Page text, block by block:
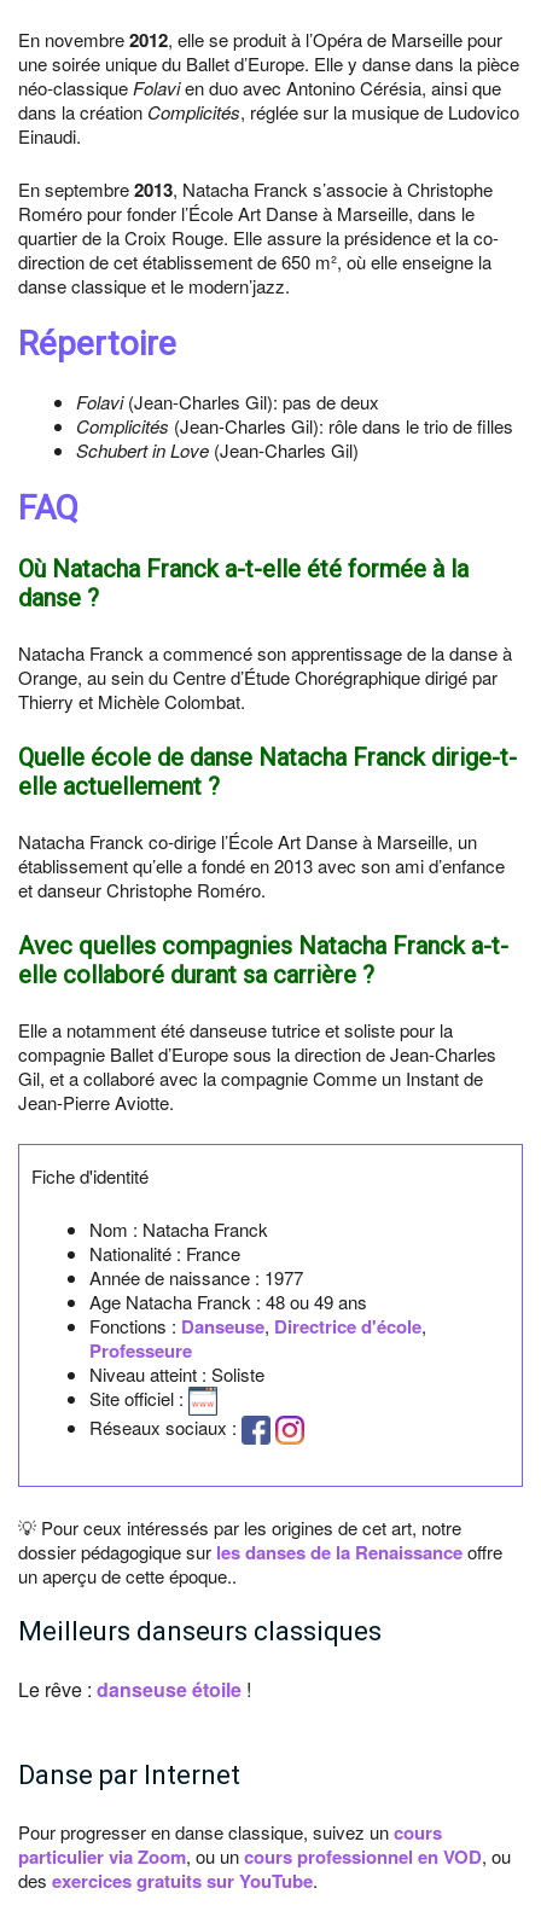
En novembre2012, elle se produit à l’Opéra de Marseille pour
une soirée unique du Ballet d’Europe. Elle y danse dans la pièce
néo-classique Folavien duo avec Antonino Cérésia, ainsi que
dans la création Complicités, réglée sur la musique de Ludovico
Einaudi.
En septembre2013, Natacha Franck s’associe à Christophe
Roméro pour fonder l’École Art Danse à Marseille, dans le
quartier de la Croix Rouge. Elle assure la présidence et la co-
direction de cet établissement de 650 m², où elle enseigne la
danse classique et le modern’jazz.
Répertoire
Folavi(Jean-Charles Gil): pas de deux
Complicités (Jean-Charles Gil): rôle dans le trio de filles
Schubert in Love (Jean-Charles Gil)
FAQ
Où Natacha Franck a-t-elle été formée à la
danse ?
Natacha Franck a commencé son apprentissage de la danse à
Orange, au sein du Centre d’Étude Chorégraphique dirigé par
Thierry et Michèle Colombat.
Quelle école de danse Natacha Franck dirige-t-
elle actuellement ?
Natacha Franck co-dirige l’École Art Danse à Marseille, un
établissement qu’elle a fondé en 2013 avec son ami d’enfance
et danseur Christophe Roméro.
Avec quelles compagnies Natacha Franck a-t-
elle collaboré durant sa carrière ?
Elle a notamment été danseuse tutrice et soliste pour la
compagnie Ballet d’Europe sous la direction de Jean-Charles
Gil, et a collaboré avec la compagnie Comme un Instant de
Jean-Pierre Aviotte.
Fiche d'identité
Nom : Natacha Franck
Nationalité : France
Année de naissance : 1977
Age Natacha Franck : 48 ou 49 ans
Fonctions : Danseuse, Directrice d'école,
Professeure
Niveau atteint : Soliste
Site officiel :
Réseaux sociaux :
💡 Pour ceux intéressés par les origines de cet art, notre
dossier pédagogique sur les danses de la Renaissanceoffre
un aperçu de cette époque..
Meilleurs danseurs classiques
Le rêve : danseuse étoile !
Danse par Internet
Pour progresser en danse classique, suivez uncours
particulier via Zoom, ou uncours professionnel en VOD, ou
des exercices gratuits sur YouTube.